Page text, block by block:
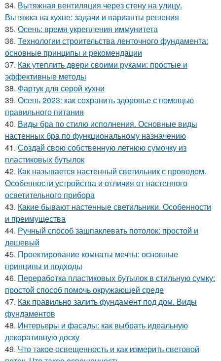
34. Вытяжная вентиляция через стену на улицу.
Вытяжка на кухне: задачи и варианты решения
35. Осень: время укрепления иммунитета
36. Технологии строительства ленточного фундамента:
основные принципы и рекомендации
37. Как утеплить двери своими руками: простые и
эффективные методы
38. Фартук для серой кухни
39. Осень 2023: как сохранить здоровье с помощью
правильного питания
40. Виды бра по стилю исполнения. Основные виды
настенных бра по функциональному назначению
41. Создай свою собственную летнюю сумочку из
пластиковых бутылок
42. Как называется настенный светильник с проводом.
Особенности устройства и отличия от настенного
осветительного прибора
43. Какие бывают настенные светильники. Особенности
и преимущества
44. Ручный способ зашпаклевать потолок: простой и
дешевый
45. Проектирование комнаты мечты: основные
принципы и подходы
46. Переработка пластиковых бутылок в стильную сумку:
простой способ помочь окружающей среде
47. Как правильно залить фундамент под дом. Виды
фундаментов
48. Интерьеры и фасады: как выбрать идеальную
декоративную доску
49. Что такое освещенность и как измерить световой